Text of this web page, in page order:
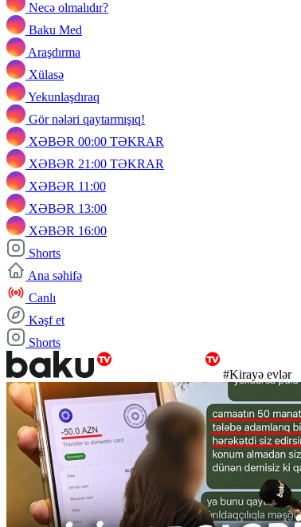
Necə olmalıdır?
Baku Med
Araşdırma
Xülasə
Yekunlaşdıraq
Gör nələri qaytarmışıq!
XƏBƏR 00:00 TƏKRAR
XƏBƏR 21:00 TƏKRAR
XƏBƏR 11:00
XƏBƏR 13:00
XƏBƏR 16:00
Shorts
Ana səhifə
Canlı
Kəşf et
Shorts
#Kirayə evlər